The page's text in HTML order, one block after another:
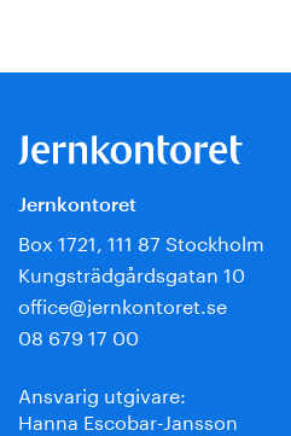
Jernkontoret
Box 1721, 111 87 Stockholm
Kungsträdgårdsgatan 10
office@jernkontoret.se
08 679 17 00
Ansvarig utgivare:
Hanna Escobar-Jansson